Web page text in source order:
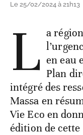
Le 25/02/2024 à 21h13
L a
en eau
Plan
intégré des
Massa en
Vie Eco en
édition de cette